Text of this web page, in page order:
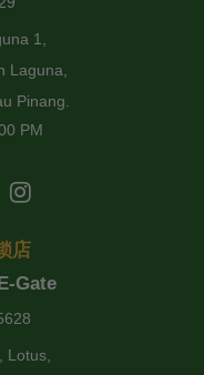
1,
Laguna,
Pinang.
PM
店
Gate
Lotus,